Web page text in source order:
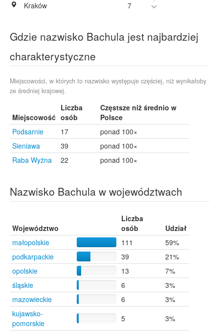
Kraków
7
Rdzawka
6
Brzesko
Tychy
5
Wróblówka
Hrubieszów
4
Rabka-Zdrój
4
Sucha Beskidzka
4
Bochnia
3
Spytkowice
2
Poraj
Gdzie nazwisko Bachula jest najbardziej
charakterystyczne
Miejscowości, w których to nazwisko występuje częściej, niż wynikałoby
ze średniej krajowej.
Miejscowość
Liczba
osób
Częstsze niż średnio w
Polsce
Podsarnie
17
ponad 100×
Sieniawa
39
ponad 100×
Raba Wyżna
22 ponad 100×
Nazwisko Bachula w województwach
Województwo
Liczba
osób
Udział
małopolskie
111
59%
podkarpackie
39
21%
opolskie
13
7%
śląskie
6
3%
mazowieckie
6
3%
kujawsko-
pomorskie
5
3%